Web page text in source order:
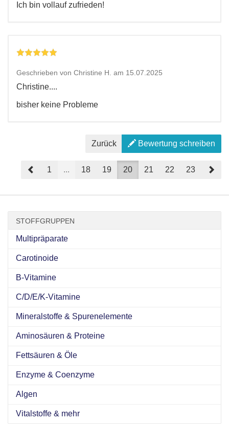
Ich bin vollauf zufrieden!
Geschrieben von Christine H. am 15.07.2025
Christine....
bisher keine Probleme
Zurück Bewertung schreiben
Prev1 ... 18 19 20 21 22 23
STOFFGRUPPEN
Multipräparate
Carotinoide
B-Vitamine
C/D/E/K-Vitamine
Mineralstoffe & Spurenelemente
Aminosäuren & Proteine
Fettsäuren & Öle
Enzyme & Coenzyme
Algen
Vitalstoffe & mehr